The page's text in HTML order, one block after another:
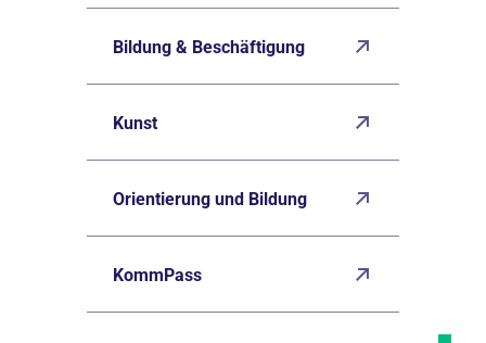
Bildung & Beschäftigung
Kunst
Orientierung und Bildung
KommPass